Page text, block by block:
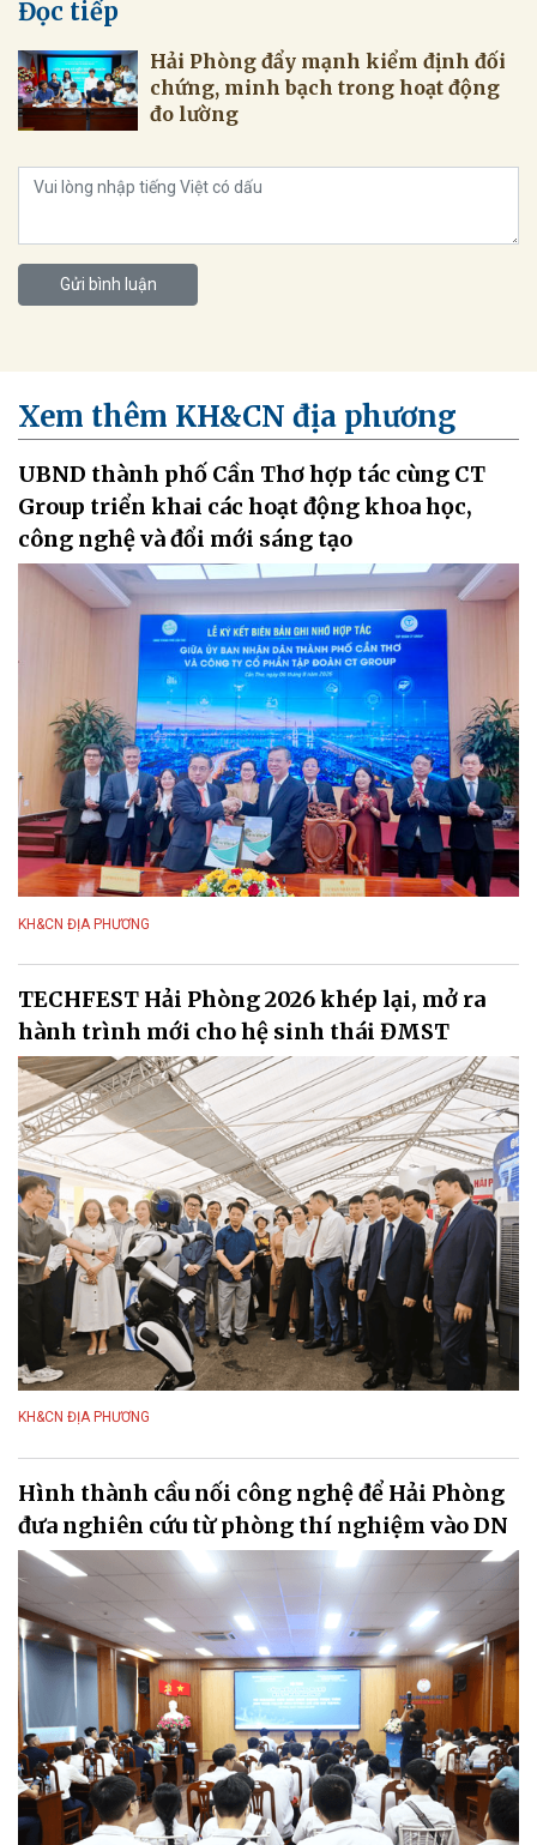
Đọc tiếp
Hải Phòng đẩy mạnh kiểm định đối
chứng, minh bạch trong hoạt động
đo lường
Gửi bình luận
Xem thêm KH&CN địa phương
UBND thành phố Cần Thơ hợp tác cùng CT
Group triển khai các hoạt động khoa học,
công nghệ và đổi mới sáng tạo
KH&CN ĐỊA PHƯƠNG
TECHFEST Hải Phòng 2026 khép lại, mở ra
hành trình mới cho hệ sinh thái ĐMST
KH&CN ĐỊA PHƯƠNG
Hình thành cầu nối công nghệ để Hải Phòng
đưa nghiên cứu từ phòng thí nghiệm vào DN